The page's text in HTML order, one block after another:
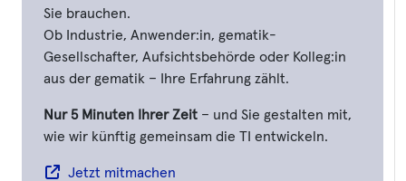
Sie brauchen.
Ob Industrie, Anwender:in, gematik-
Gesellschafter, Aufsichtsbehörde oder Kolleg:in
aus der gematik – Ihre Erfahrung zählt.
Nur 5 Minuten Ihrer Zeit – und Sie gestalten mit,
wie wir künftig gemeinsam die TI entwickeln.
Jetzt mitmachen